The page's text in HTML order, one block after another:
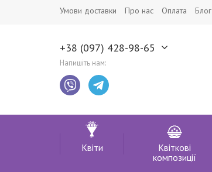
Умови доставки Про нас Оплата Блог
+38 (097) 428-98-65
Напишіть нам:
Квіти
Квіткові
композиції